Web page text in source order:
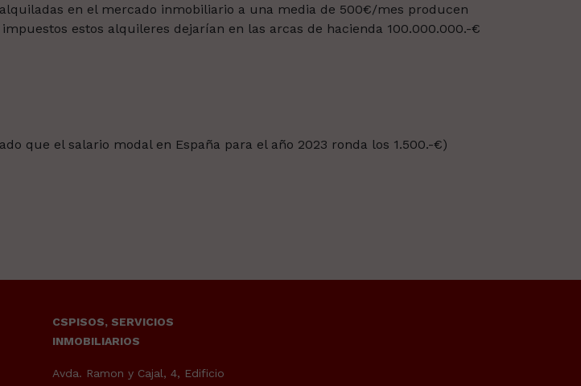
en el mercado inmobiliario a una media de 500€/mes producen
impuestos estos alquileres dejarían en las arcas de hacienda 100.000.000.-€
que el salario modal en España para el año 2023 ronda los 1.500.-€)
CSPISOS, SERVICIOS
INMOBILIARIOS
Avda. Ramon y Cajal, 4, Edificio